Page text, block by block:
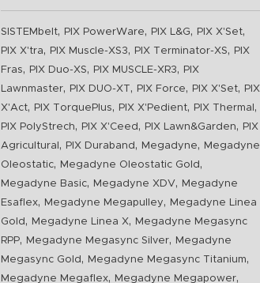
SISTEMbelt, PIX PowerWare, PIX L&G, PIX X'Set,
PIX X'tra, PIX Muscle-XS3, PIX Terminator-XS,
PIX
Fras, PIX Duo-XS, PIX MUSCLE-XR3,
PIX
Lawnmaster, PIX DUO-XT , PIX Force, PIX X'Set,
PIX
X'Act, PIX TorquePlus, PIX X'Pedient, PIX Thermal ,
PIX PolyStrech, PIX X'Ceed , PIX Lawn&Garden,
PIX
Agricultural , PIX Duraband , Megadyne,
Megadyne
Oleostatic, Megadyne Oleostatic Gold ,
Megadyne Basic, Megadyne XDV,
Megadyne
Esaflex, Megadyne Megapulley,
Megadyne Linea
Gold , Megadyne Linea X,
Megadyne Megasync
RPP, Megadyne Megasync Silver,
Megadyne
Megasync Gold , Megadyne Megasync Titanium,
Megadyne Megaflex, Megadyne Megapower,